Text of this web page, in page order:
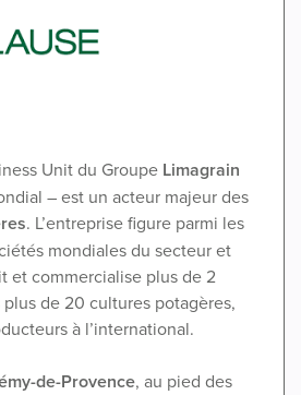
Unit du Groupe Limagrain
– est un acteur majeur des
. L’entreprise figure parmi les
mondiales du secteur et
et commercialise plus de 2
de 20 cultures potagères,
à l’international.
de-Provence, au pied des